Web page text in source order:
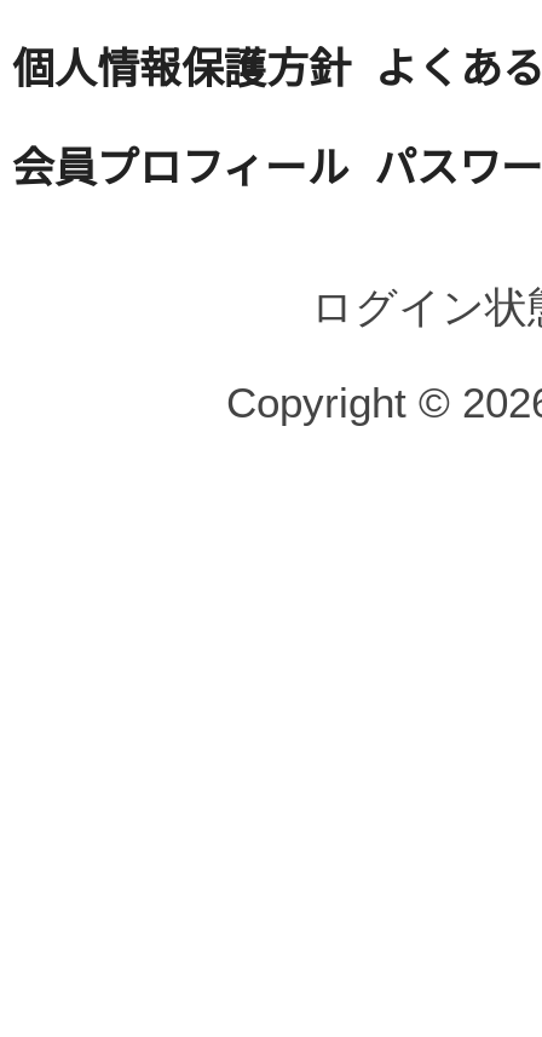
個人情報保護方針 よくあ
会員プロフィール パスワ
ログイン
Copyright ©